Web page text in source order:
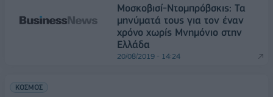
Μοσκοβισί-Ντομπρόβσκις: Τα
μηνύματά τους για τον έναν
χρόνο χωρίς Μνημόνιο στην
Ελλάδα
20/08/2019 - 14:24
ΚΟΣΜΟΣ